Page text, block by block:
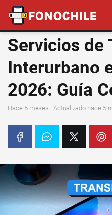
Servicios de
Interurbano
2026: Guía
hace 5 meses · Actualizado hace 5